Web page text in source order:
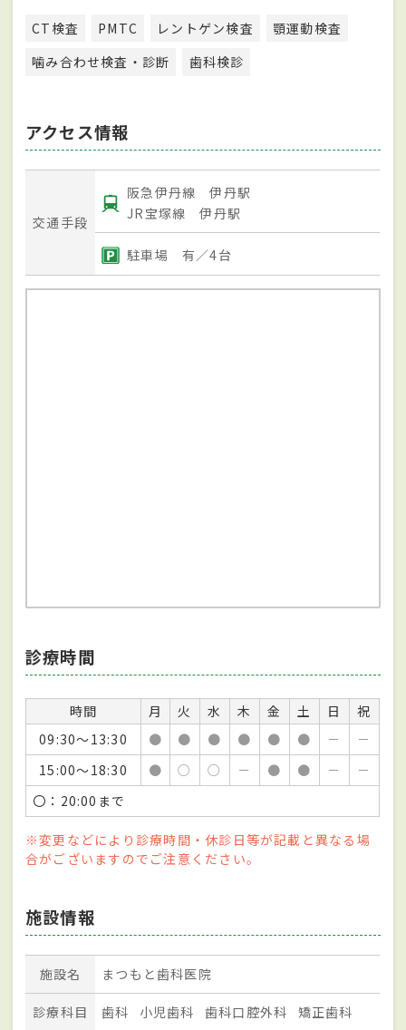
CT検査 PMTC レントゲン検査
顎運動検査
噛み合わせ検査・診断
歯科検診
アクセス情報
交通手段
阪急伊丹線 伊丹駅
JR宝塚線 伊丹駅
駐車場 有／4台
診療時間
時間 月 火 水 木 金 土 日
祝
09:30～13:30
● ● ● ● ● ● －
－
15:00～18:30
● ○ ○ － ● ● －
－
〇：20:00まで
※変更などにより診療時間・休診日等が記載と異なる場
合がございますのでご注意ください。
施設情報
施設名 まつもと歯科医院
診療科目 歯科 小児歯科 歯科口腔外科 矯正歯科